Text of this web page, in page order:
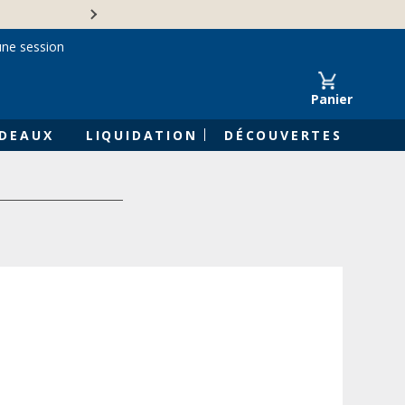
Panier
LIQUIDATION DÉCOUVERTES
session